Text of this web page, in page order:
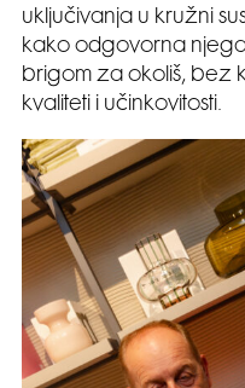
uključivanja u kružni
kako odgovorna
brigom za okoliš, bez
kvaliteti i učinkovitosti.